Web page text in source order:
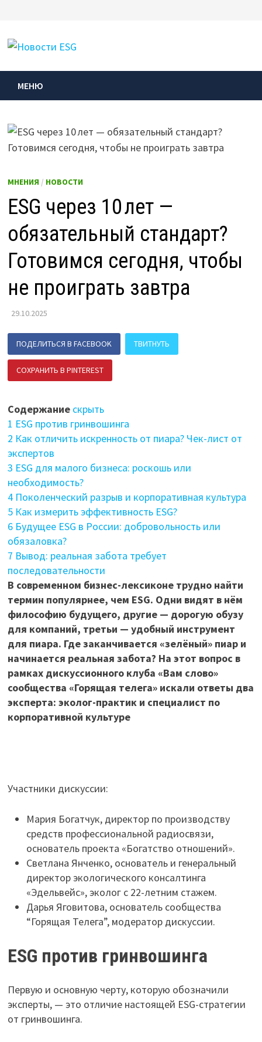
содержимому
МЕНЮ
МНЕНИЯ / НОВОСТИ
ESG через 10 лет —
обязательный стандарт?
Готовимся сегодня, чтобы
не проиграть завтра
29.10.2025
ПОДЕЛИТЬСЯ В FACEBOOK ТВИТНУТЬ
СОХРАНИТЬ В PINTEREST
Содержание скрыть
1 ESG против гринвошинга
2 Как отличить искренность от пиара? Чек-лист от
экспертов
3 ESG для малого бизнеса: роскошь или
необходимость?
4 Поколенческий разрыв и корпоративная культура
5 Как измерить эффективность ESG?
6 Будущее ESG в России: добровольность или
обязаловка?
7 Вывод: реальная забота требует
последовательности
В современном бизнес-лексиконе трудно найти
термин популярнее, чем ESG. Одни видят в нём
философию будущего, другие — дорогую обузу
для компаний, третьи — удобный инструмент
для пиара. Где заканчивается «зелёный» пиар и
начинается реальная забота? На этот вопрос в
рамках дискуссионного клуба «Вам слово»
сообщества «Горящая телега» искали ответы два
эксперта: эколог-практик и специалист по
корпоративной культуре
Участники дискуссии:
Мария Богатчук, директор по производству
средств профессиональной радиосвязи,
основатель проекта «Богатство отношений».
Светлана Янченко, основатель и генеральный
директор экологического консалтинга
«Эдельвейс», эколог с 22-летним стажем.
Дарья Яговитова, основатель сообщества
“Горящая Телега”, модератор дискуссии.
ESG против гринвошинга
Первую и основную черту, которую обозначили
эксперты, — это отличие настоящей ESG-стратегии
от гринвошинга.